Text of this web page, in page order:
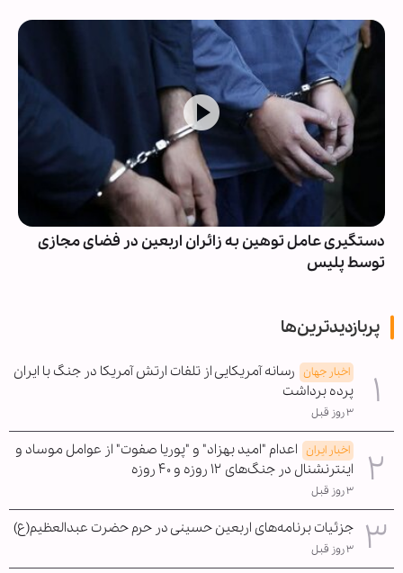
دستگیری عامل توهین به زائران اربعین در فضای مجازی
توسط پلیس
پربازدیدترین‌ها
اخبار جهان رسانه آمریکایی از تلفات ارتش آمریکا در جنگ با ایران
پرده برداشت
۳ روز قبل
اخبار ایران اعدام "امید بهزاد" و "پوریا صفوت" از عوامل موساد و
اینترنشنال در جنگ‌های ۱۲ روزه و ۴۰ روزه
۳ روز قبل
جزئیات برنامه‌های اربعین حسینی در حرم حضرت عبدالعظیم(ع)
۳ روز قبل